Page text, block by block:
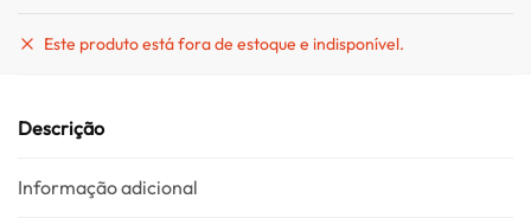
Este produto está fora de estoque e indisponível.
Descrição
Informação adicional